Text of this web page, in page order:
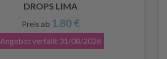
DROPS LIMA
Preis ab 1.80 €
Angebot verfällt 31/08/2026